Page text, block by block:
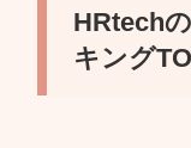
HRtech
キング